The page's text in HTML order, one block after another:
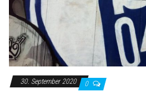
30. September 2020 0